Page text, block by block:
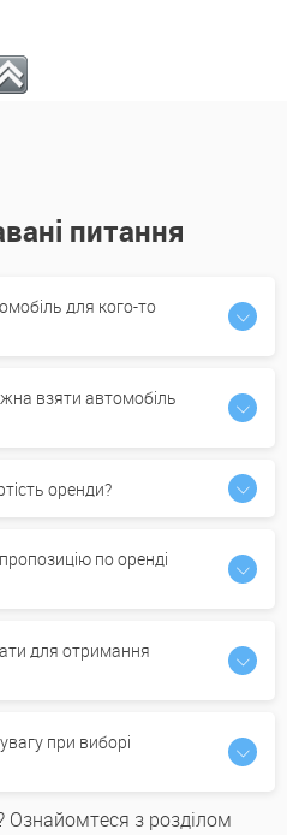
питання
для кого-то
взяти автомобіль
оренди?
по оренді
для отримання
при виборі
з розділом